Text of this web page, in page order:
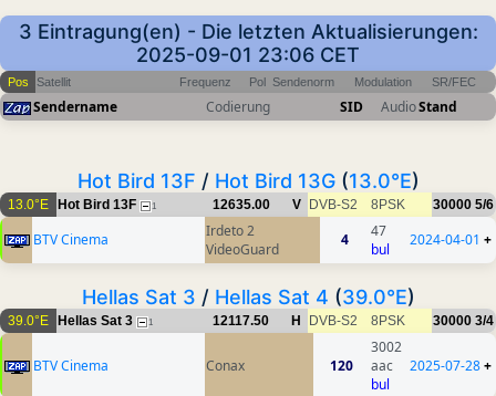
3 Eintragung(en) - Die letzten Aktualisierungen:
2025-09-01 23:06 CET
Pos Satellit Frequenz Pol Sendenorm Modulation SR/FEC
Sendername Codierung SID AudioStand
Hot Bird 13F / Hot Bird 13G(13.0°E)
13.0°E Hot Bird 13F 1 12635.00 V DVB-S2 8PSK 30000 5/6
BTV Cinema
Irdeto 2
VideoGuard
4
47
bul
2024-04-01 +
Hellas Sat 3 / Hellas Sat 4 (39.0°E)
39.0°E Hellas Sat 3 1 12117.50 H DVB-S2 8PSK 30000 3/4
BTV Cinema Conax 120
3002
aac
bul
2025-07-28+